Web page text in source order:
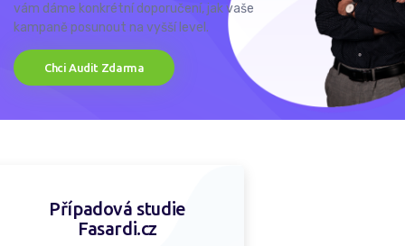
vám dáme konkrétní doporučení, jak vaše
kampaně posunout na vyšší level.
Chci Audit Zdarma
Případová studie
Fasardi.cz